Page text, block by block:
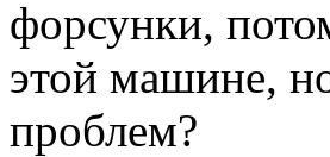
форсунки,
этой машине,
проблем?